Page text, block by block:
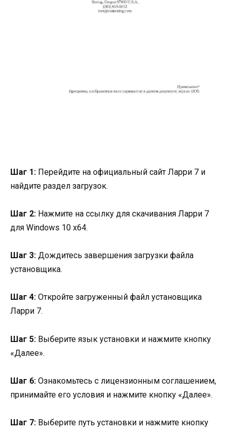
Шаг 1: Перейдите на официальный сайт Ларри 7 и
найдите раздел загрузок.
Шаг 2: Нажмите на ссылку для скачивания Ларри 7
для Windows 10 x64.
Шаг 3: Дождитесь завершения загрузки файла
установщика.
Шаг 4: Откройте загруженный файл установщика
Ларри 7.
Шаг 5: Выберите язык установки и нажмите кнопку
«Далее».
Шаг 6: Ознакомьтесь с лицензионным соглашением,
принимайте его условия и нажмите кнопку «Далее».
Шаг 7: Выберите путь установки и нажмите кнопку